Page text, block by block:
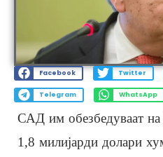
Facebook Twitter
Telegram WhatsApp
САД им обезбедуваат
1,8 милијарди долари